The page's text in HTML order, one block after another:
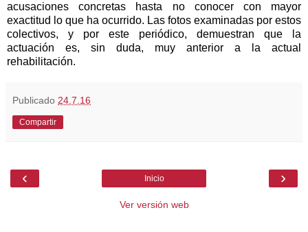
acusaciones concretas hasta no conocer con mayor
exactitud lo que ha ocurrido. Las fotos examinadas por estos
colectivos, y por este periódico, demuestran que la
actuación es, sin duda, muy anterior a la actual
rehabilitación.
Publicado 24.7.16
Compartir
‹ ›
Inicio
Ver versión web